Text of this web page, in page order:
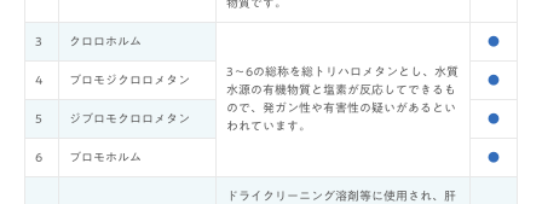
物質です。
3 クロロホルム
3～6の総称を総トリハロメタンとし、水質
水源の有機物質と塩素が反応してできるも
ので、発ガン性や有害性の疑いがあるとい
われています。
●
4 ブロモジクロロメタン ●
5 ジブロモクロロメタン ●
6 ブロモホルム ●
ドライクリーニング溶剤等に使用され、肝